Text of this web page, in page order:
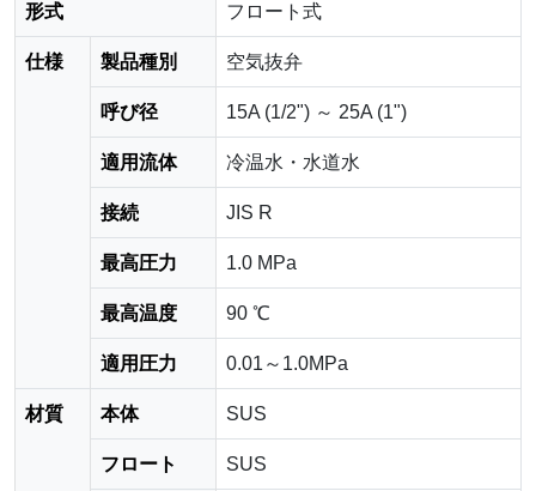
形式 フロート式
仕様 製品種別 空気抜弁
呼び径 15A (1/2") ～ 25A (1")
適用流体 冷温水・水道水
接続 JIS R
最高圧力 1.0 MPa
最高温度 90 ℃
適用圧力 0.01～1.0MPa
材質 本体 SUS
フロート SUS